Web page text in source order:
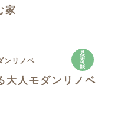
家
見
学
可
能
大人モダンリノベ